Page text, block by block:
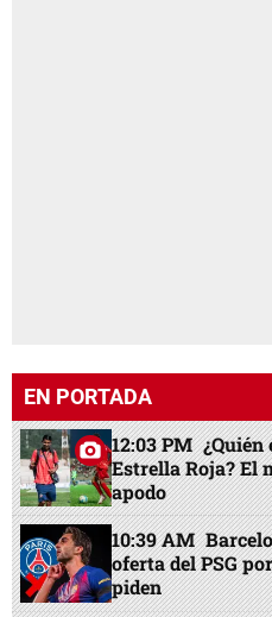
EN PORTADA
12:03 PM ¿Quién
Estrella Roja? El
apodo
10:39 AM
oferta del PSG
piden